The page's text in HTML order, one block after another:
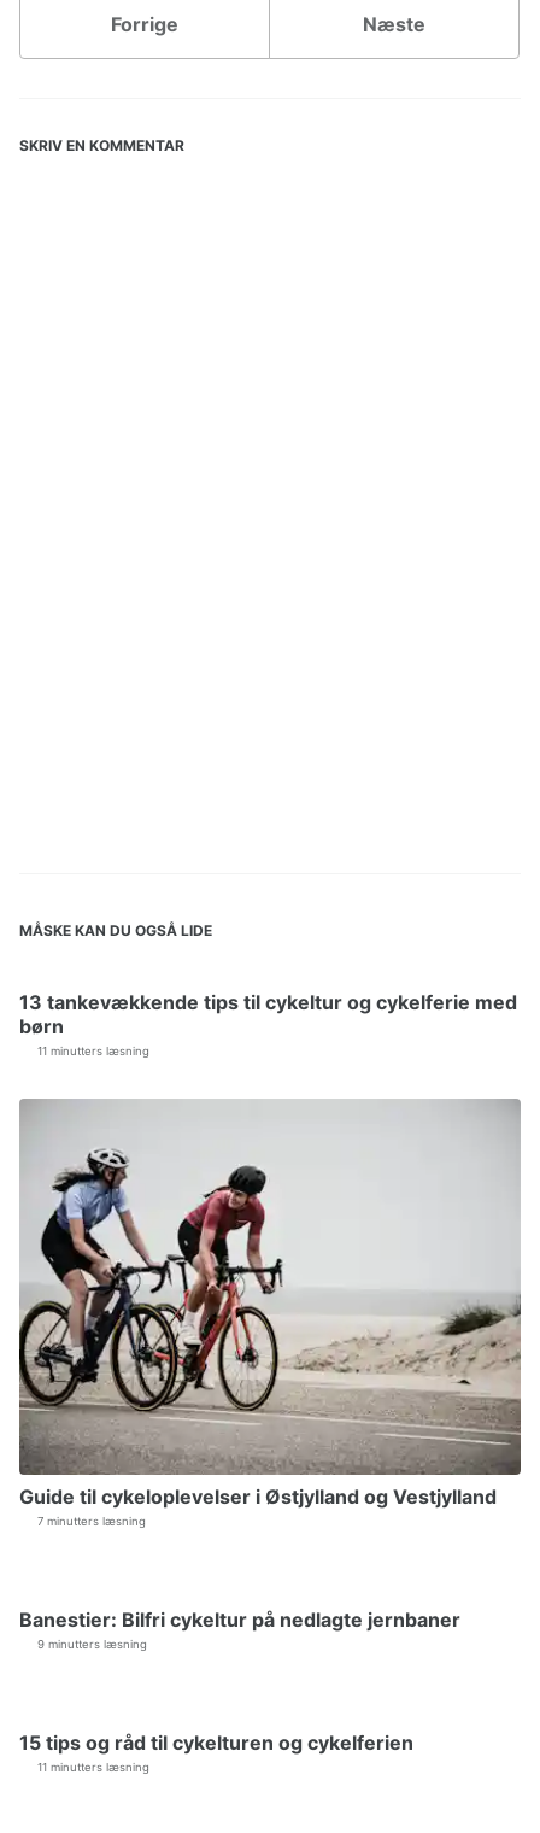
Forrige Næste
SKRIV EN KOMMENTAR
MÅSKE KAN DU OGSÅ LIDE
13 tankevækkende tips til cykeltur og cykelferie med
børn
11 minutters læsning
Guide til cykeloplevelser i Østjylland og Vestjylland
7 minutters læsning
Banestier: Bilfri cykeltur på nedlagte jernbaner
9 minutters læsning
15 tips og råd til cykelturen og cykelferien
11 minutters læsning